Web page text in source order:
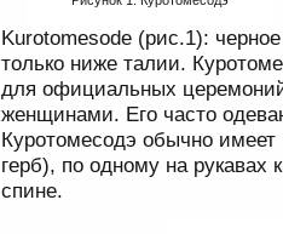
Kurotomesode (рис.1):
только ниже талии.
для официальных
женщинами. Его часто
Куротомесодэ обычно
герб), по одному на рукавах
спине.